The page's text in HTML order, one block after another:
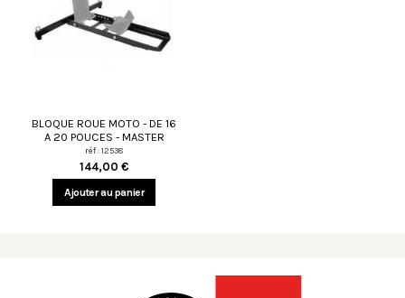
BLOQUE ROUE MOTO - DE 16
A 20 POUCES - MASTER
réf : 12538
144,00 €
Ajouter au panier